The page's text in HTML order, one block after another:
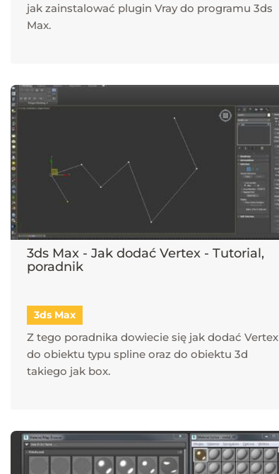
jak zainstalować plugin Vray do programu 3ds
Max.
3ds Max - Jak dodać Vertex - Tutorial,
poradnik
3ds Max
Z tego poradnika dowiecie się jak dodać Vertex
do obiektu typu spline oraz do obiektu 3d
takiego jak box.